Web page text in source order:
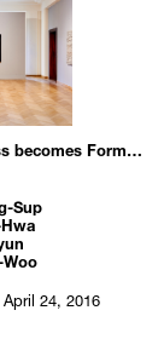
When Process becomes Form: Dansaekhwa and Korean abstraction 과정이 형태가 될 때: 단색화와 한국 추상미술
Sup
24, 2016